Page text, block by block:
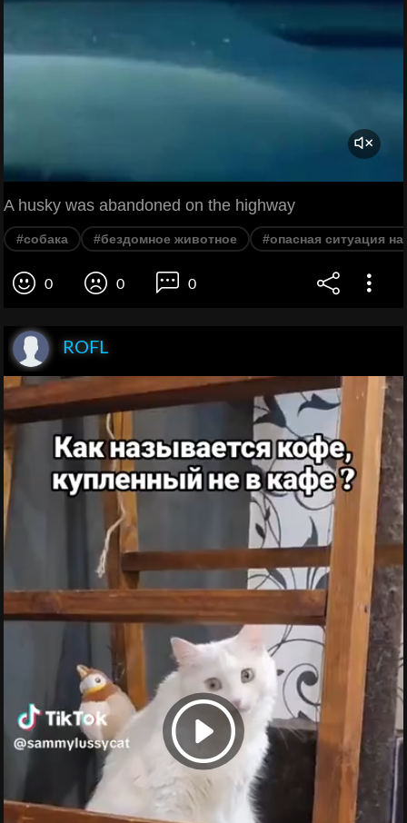
A husky was abandoned on the highway
#собака #бездомное животное #опасная ситуация
0 0 0
ROFL